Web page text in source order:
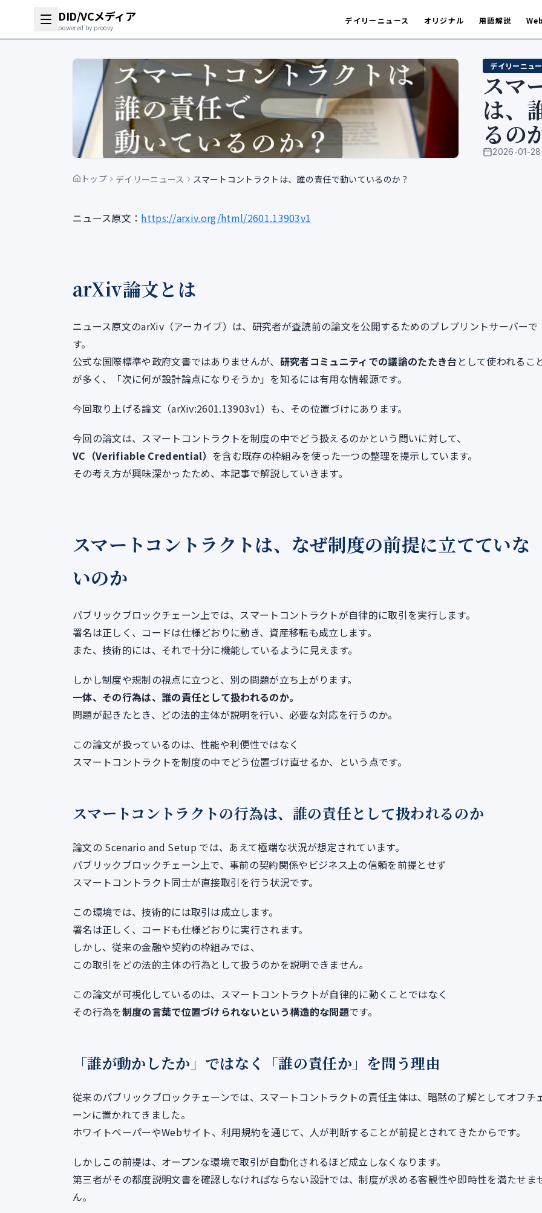
DID/VCメディア
powered by proovy
デイリーニュース オリジナル 用語解説
デイリーニュ
スマ
は、
るの
公開日
2026-01-28
トップ デイリーニュース スマートコントラクトは、誰の責任で動いているのか？
ニュース原文： https://arxiv.org/html/2601.13903v1
arXiv論文とは
ニュース原文のarXiv（アーカイブ）は、研究者が査読前の論文を公開するためのプレプリントサーバーで
す。
公式な国際標準や政府文書ではありませんが、 研究者コミュニティでの議論のたたき台として使われるこ
が多く、「次に何が設計論点になりそうか」を知るには有用な情報源です。
今回取り上げる論文（arXiv:2601.13903v1）も、その位置づけにあります。
今回の論文は、スマートコントラクトを制度の中でどう扱えるのかという問いに対して、
VC（Verifiable Credential） を含む既存の枠組みを使った一つの整理を提示しています。
その考え方が興味深かったため、本記事で解説していきます。
スマートコントラクトは、なぜ制度の前提に立てていな
いのか
パブリックブロックチェーン上では、スマートコントラクトが自律的に取引を実行します。
署名は正しく、コードは仕様どおりに動き、資産移転も成立します。
また、技術的には、それで十分に機能しているように見えます。
しかし制度や規制の視点に立つと、別の問題が立ち上がります。
一体、その行為は、誰の責任として扱われるのか。
問題が起きたとき、どの法的主体が説明を行い、必要な対応を行うのか。
この論文が扱っているのは、性能や利便性ではなく
スマートコントラクトを制度の中でどう位置づけ直せるか、という点です。
スマートコントラクトの行為は、誰の責任として扱われるのか
論文の Scenario and Setup では、あえて極端な状況が想定されています。
パブリックブロックチェーン上で、事前の契約関係やビジネス上の信頼を前提とせず
スマートコントラクト同士が直接取引を行う状況です。
この環境では、技術的には取引は成立します。
署名は正しく、コードも仕様どおりに実行されます。
しかし、従来の金融や契約の枠組みでは、
この取引をどの法的主体の行為として扱うのかを説明できません。
この論文が可視化しているのは、スマートコントラクトが自律的に動くことではなく
その行為を制度の言葉で位置づけられないという構造的な問題です。
「誰が動かしたか」ではなく「誰の責任か」を問う理由
従来のパブリックブロックチェーンでは、スマートコントラクトの責任主体は、暗黙の了解としてオフチ
ーンに置かれてきました。
ホワイトペーパーやWebサイト、利用規約を通じて、人が判断することが前提とされてきたからです。
しかしこの前提は、オープンな環境で取引が自動化されるほど成立しなくなります。
第三者がその都度説明文書を確認しなければならない設計では、制度が求める客観性や即時性を満たせま
ん。